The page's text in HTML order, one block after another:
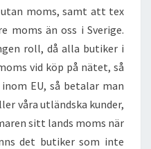
moms, samt att tex
moms än oss i Sverige.
roll, då alla butiker i
vid köp på nätet, så
EU, så betalar man
våra utländska kunder,
sitt lands moms när
det butiker som inte